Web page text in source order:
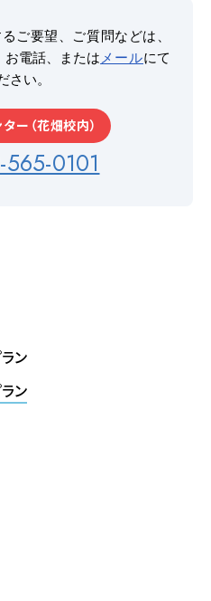
ン
ン
ご要望、ご質問などは、
お電話、またはメールにて
い。
ー（花畑校内）
0101